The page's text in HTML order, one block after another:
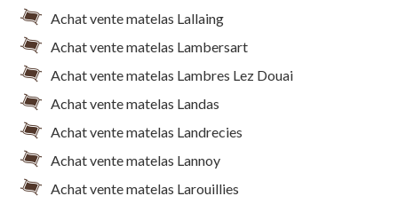
Achat vente matelas Lallaing
Achat vente matelas Lambersart
Achat vente matelas Lambres Lez Douai
Achat vente matelas Landas
Achat vente matelas Landrecies
Achat vente matelas Lannoy
Achat vente matelas Larouillies